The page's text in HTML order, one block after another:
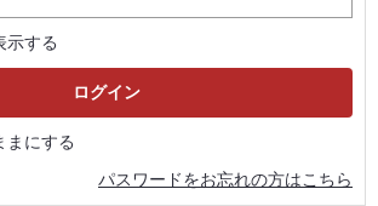
示する
まにする
パスワードをお忘れの方はこちら